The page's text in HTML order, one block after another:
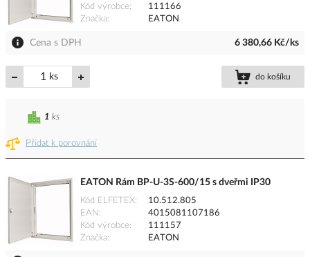
Kód výrobce
111166
Značka
EATON
Cena s DPH 6 380,66 Kč/ks
ks do košíku
Přidat k porovnání
1 ks
EATON Rám BP-U-3S-600/15 s dveřmi IP30
Kód ELFETEX
10.512.805
EAN
4015081107186
Kód výrobce
111157
Značka
EATON